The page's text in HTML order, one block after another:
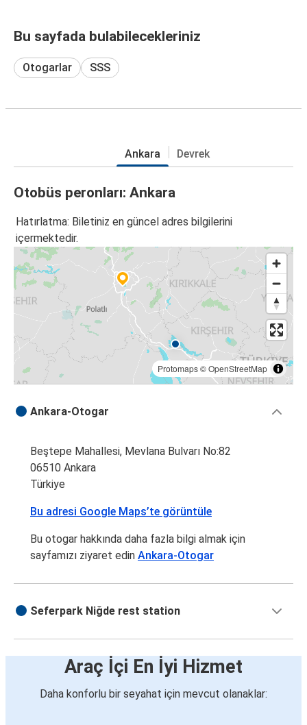
Bu sayfada bulabilecekleriniz
Otogarlar SSS
Ankara Devrek
Otobüs peronları: Ankara
Hatırlatma: Biletiniz en güncel adres bilgilerini
içermektedir.
Protomaps©OpenStreetMap
Ankara-Otogar
Beştepe Mahallesi, Mevlana Bulvarı No:82
06510 Ankara
Türkiye
Bu adresi Google Maps’te görüntüle
Bu otogar hakkında daha fazla bilgi almak için
sayfamızı ziyaret edin Ankara-Otogar
Seferpark Niğde rest station
Araç İçi En İyi Hizmet
Daha konforlu bir seyahat için mevcut olanaklar: